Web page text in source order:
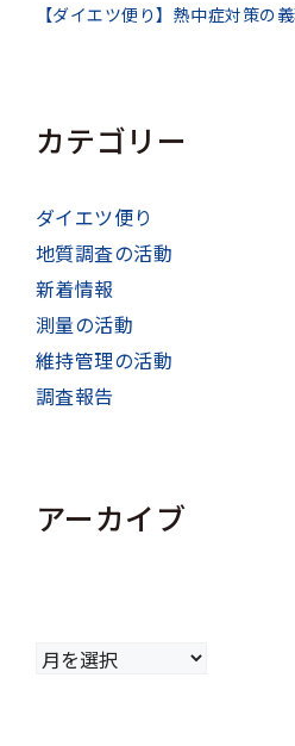
【ダイエツ便り】熱中症対策の
カテゴリー
ダイエツ便り
地質調査の活動
新着情報
測量の活動
維持管理の活動
調査報告
アーカイブ
ア
ー